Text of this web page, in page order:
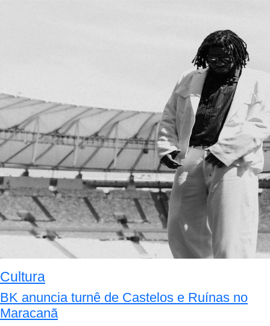
Cultura
BK anuncia turnê de Castelos e Ruínas no
Maracanã